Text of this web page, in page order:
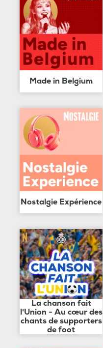
Made in Belgium
Nostalgie Expérience
La chanson fait
l'Union - Au cœur des
chants de supporters
de foot